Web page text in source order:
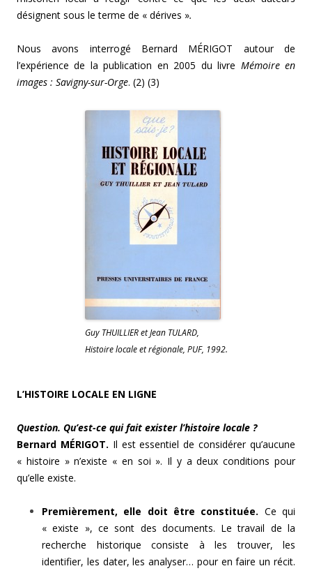
désignent sous le terme de « dérives ».
Nous avons interrogé Bernard MÉRIGOT autour de
l’expérience de la publication en 2005 du livre Mémoire en
images : Savigny-sur-Orge. (2) (3)
Guy THUILLIER et Jean TULARD,
Histoire locale et régionale, PUF, 1992.
L’HISTOIRE LOCALE EN LIGNE
Question. Qu’est-ce qui fait exister l’histoire locale ?
Bernard MÉRIGOT. Il est essentiel de considérer qu’aucune
« histoire » n’existe « en soi ». Il y a deux conditions pour
qu’elle existe.
Premièrement, elle doit être constituée. Ce qui
« existe », ce sont des documents. Le travail de la
recherche historique consiste à les trouver, les
identifier, les dater, les analyser… pour en faire un récit.